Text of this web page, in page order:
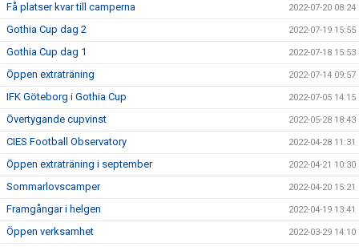
Få platser kvar till camperna 2022-07-20 08:24
Gothia Cup dag 2 2022-07-19 15:55
Gothia Cup dag 1 2022-07-18 15:53
Öppen extraträning 2022-07-14 09:57
IFK Göteborg i Gothia Cup 2022-07-05 14:15
Övertygande cupvinst 2022-05-28 18:43
CIES Football Observatory 2022-04-28 11:31
Öppen extraträning i september 2022-04-21 10:30
Sommarlovscamper 2022-04-20 15:21
Framgångar i helgen 2022-04-19 13:41
Öppen verksamhet 2022-03-29 14:10